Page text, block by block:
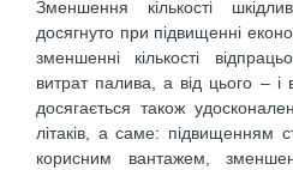
Зменшення кількості
досягнуто при підвищенні
зменшенні кількості
витрат палива, а від цього – і
досягається також
літаків, а саме: підвищенням
корисним вантажем,